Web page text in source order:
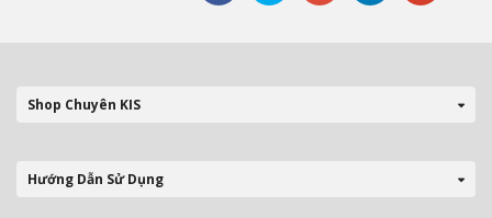
Shop Chuyên KIS
Hướng Dẫn Sử Dụng